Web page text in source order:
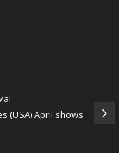
(USA) April shows